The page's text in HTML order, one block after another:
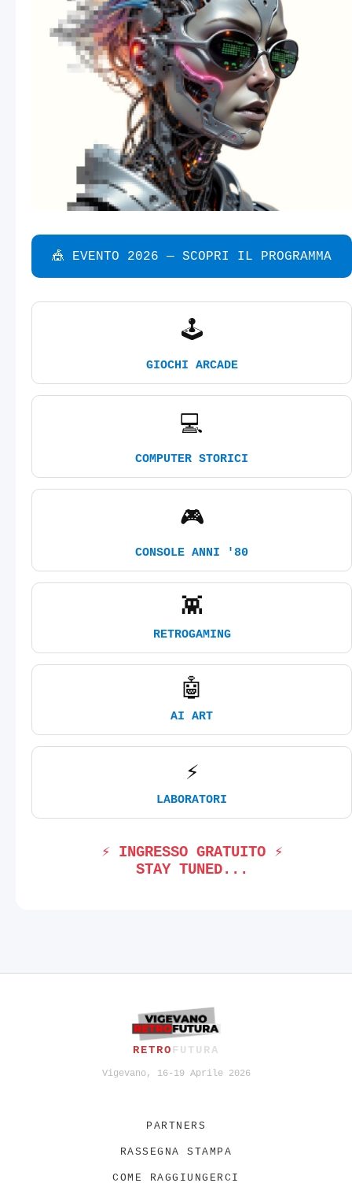
🎪 EVENTO 2026 — SCOPRI IL PROGRAMMA
🕹️
GIOCHI ARCADE
💻
COMPUTER STORICI
🎮
CONSOLE ANNI '80
👾
RETROGAMING
🤖
AI ART
⚡
LABORATORI
⚡ INGRESSO GRATUITO ⚡
STAY TUNED...
RETROFUTURA
Vigevano, 16-19 Aprile 2026
PARTNERS
RASSEGNA STAMPA
COME RAGGIUNGERCI